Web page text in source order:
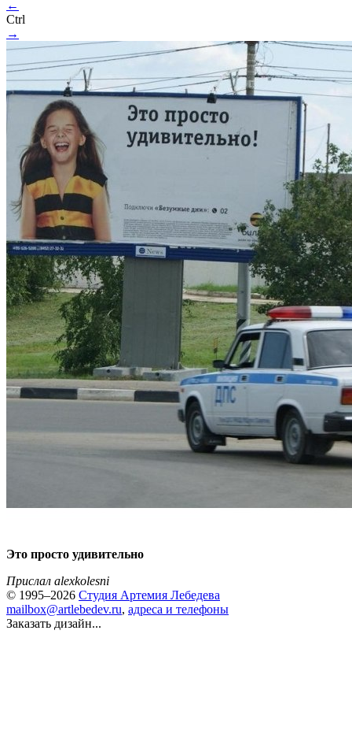
←
Ctrl
→
Это просто удивительно
Прислал alexkolesni
© 1995–2026 Студия Артемия Лебедева
mailbox@artlebedev.ru, адреса и телефоны
Заказать дизайн...